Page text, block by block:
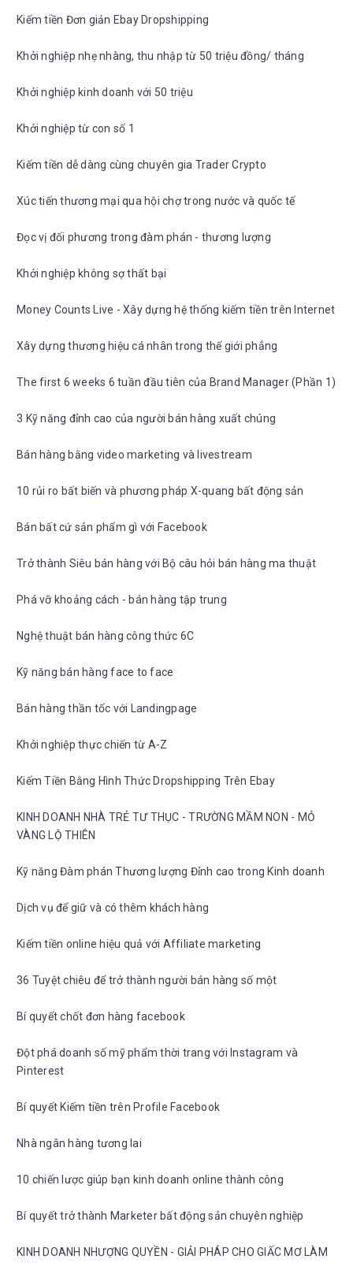
Kiếm tiền Đơn giản Ebay Dropshipping
Khởi nghiệp nhẹ nhàng, thu nhập từ 50 triệu đồng/ tháng
Khởi nghiệp kinh doanh với 50 triệu
Khởi nghiệp từ con số 1
Kiếm tiền dễ dàng cùng chuyên gia Trader Crypto
Xúc tiến thương mại qua hội chợ trong nước và quốc tế
Đọc vị đối phương trong đàm phán - thương lượng
Khởi nghiệp không sợ thất bại
Money Counts Live - Xây dựng hệ thống kiếm tiền trên Internet
Xây dựng thương hiệu cá nhân trong thế giới phẳng
The first 6 weeks 6 tuần đầu tiên của Brand Manager (Phần 1)
3 Kỹ năng đỉnh cao của người bán hàng xuất chúng
Bán hàng bằng video marketing và livestream
10 rủi ro bất biến và phương pháp X-quang bất động sản
Bán bất cứ sản phẩm gì với Facebook
Trở thành Siêu bán hàng với Bộ câu hỏi bán hàng ma thuật
Phá vỡ khoảng cách - bán hàng tập trung
Nghệ thuật bán hàng công thức 6C
Kỹ năng bán hàng face to face
Bán hàng thần tốc với Landingpage
Khởi nghiệp thực chiến từ A-Z
Kiếm Tiền Bằng Hình Thức Dropshipping Trên Ebay
KINH DOANH NHÀ TRẺ TƯ THỤC - TRƯỜNG MẦM NON - MỎ
VÀNG LỘ THIÊN
Kỹ năng Đàm phán Thương lượng Đỉnh cao trong Kinh doanh
Dịch vụ để giữ và có thêm khách hàng
Kiếm tiền online hiệu quả với Affiliate marketing
36 Tuyệt chiêu để trở thành người bán hàng số một
Bí quyết chốt đơn hàng facebook
Đột phá doanh số mỹ phẩm thời trang với Instagram và
Pinterest
Bí quyết Kiếm tiền trên Profile Facebook
Nhà ngân hàng tương lai
10 chiến lược giúp bạn kinh doanh online thành công
Bí quyết trở thành Marketer bất động sản chuyên nghiệp
KINH DOANH NHƯỢNG QUYỀN - GIẢI PHÁP CHO GIẤC MƠ LÀM